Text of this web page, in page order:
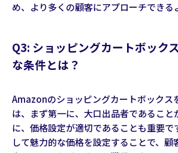
め、より多くの顧客にアプローチできる
Q3: ショッピングカートボック
な条件とは？
Amazonのショッピングカートボックス
は、まず第一に、大口出品者であること
に、価格設定が適切であることも重要で
して魅力的な価格を設定することで、顧